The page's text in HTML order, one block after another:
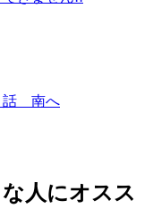
人にオスス